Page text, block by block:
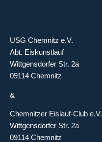
USG Chemnitz e.V.
Abt. Eiskunstlauf
Wittgensdorfer Str. 2a
09114 Chemnitz
&
Chemnitzer Eislauf-Club e.V.
Wittgensdorfer Str. 2a
09114 Chemnitz